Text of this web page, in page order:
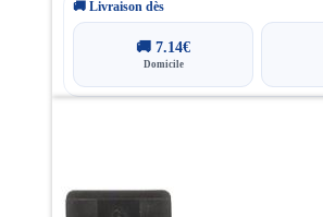
🚚 Livraison dès
🚚7.14€
Domicile